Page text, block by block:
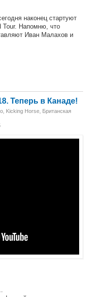
наконец стартуют
Tour. Напомню, что
Иван Малахов и
Теперь в Канаде!
Kicking Horse, Британская